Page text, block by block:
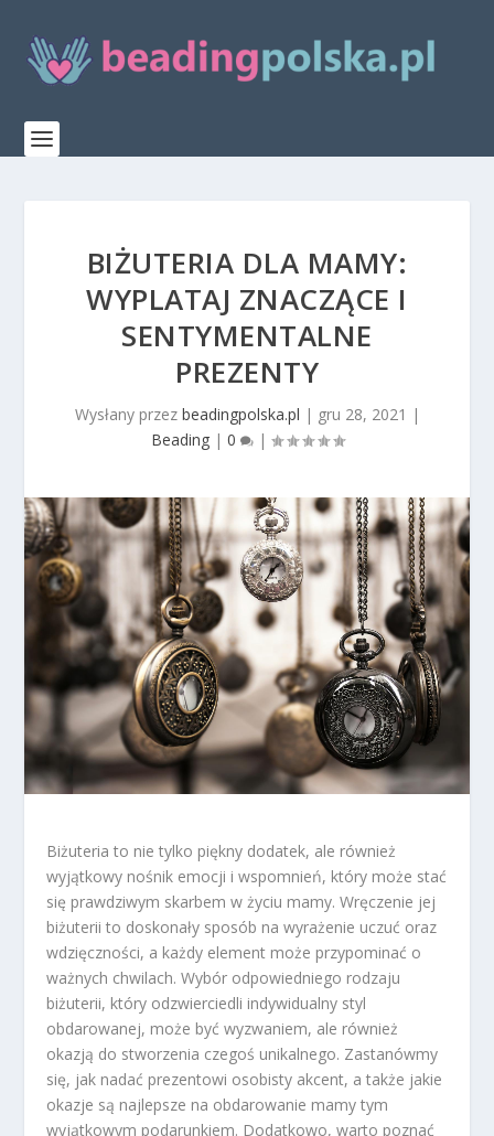
BIŻUTERIA DLA MAMY:
WYPLATAJ ZNACZĄCE I
SENTYMENTALNE
PREZENTY
Wysłany przez beadingpolska.pl | gru 28, 2021 |
Beading| 0 |
Biżuteria to nie tylko piękny dodatek, ale również
wyjątkowy nośnik emocji i wspomnień, który może stać
się prawdziwym skarbem w życiu mamy. Wręczenie jej
biżuterii to doskonały sposób na wyrażenie uczuć oraz
wdzięczności, a każdy element może przypominać o
ważnych chwilach. Wybór odpowiedniego rodzaju
biżuterii, który odzwierciedli indywidualny styl
obdarowanej, może być wyzwaniem, ale również
okazją do stworzenia czegoś unikalnego. Zastanówmy
się, jak nadać prezentowi osobisty akcent, a także jakie
okazje są najlepsze na obdarowanie mamy tym
wyjątkowym podarunkiem. Dodatkowo, warto poznać